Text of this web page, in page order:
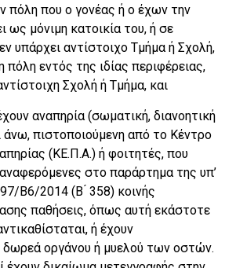
πόλη που ο γονέας ή ο έχων την
ως μόνιμη κατοικία του, ή σε
υπάρχει αντίστοιχο Τμήμα ή Σχολή,
πόλη εντός της ιδίας περιφέρειας,
Σχολή ή Τμήμα, και
αναπηρία (σωματική, διανοητική
άνω, πιστοποιούμενη από το Κέντρο
(ΚΕ.Π.Α.) ή φοιτητές, που
στο παράρτημα της υπ’
Β6/2014 (Β ́ 358) κοινής
παθήσεις, όπως αυτή εκάστοτε
ή έχουν
δωρεά οργάνου ή μυελού των οστών.